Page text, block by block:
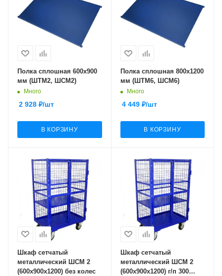
Полка сплошная 600х900
мм (ШТМ2, ШСМ2)
Много
2 928 ₽/шт
В КОРЗИНУ
Полка сплошная 800х1200
мм (ШТМ6, ШСМ6)
Много
4 449₽/шт
В КОРЗИНУ
Шкаф сетчатый
металлический ШСМ 2
(600х900х1200) без колес
Шкаф сетчатый
металлический ШСМ 2
(600х900х1200) г/п 300